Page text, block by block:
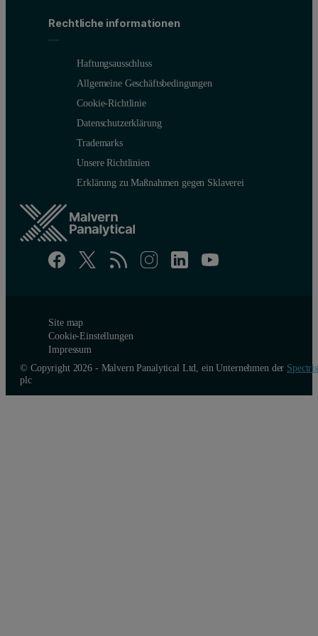
Rechtliche informationen
Haftungsausschluss
Allgemeine Geschäftsbedingungen
Cookie-Richtlinie
Datenschutzerklärung
Trademarks
Unsere Richtlinien
Erklärung zu Maßnahmen gegen Sklaverei
Site map
Cookie-Einstellungen
Impressum
© Copyright 2026 - Malvern Panalytical Ltd, ein Unternehmen der Spectris
plc